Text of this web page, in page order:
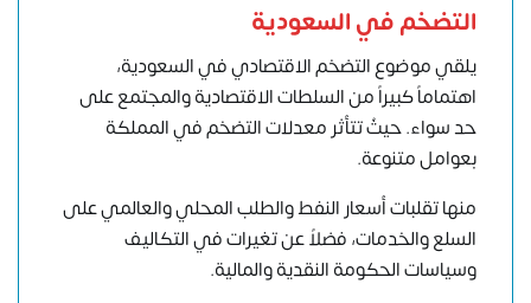
التضخم في السعودية
يلقي موضوع التضخم الاقتصادي في السعودية،
اهتماماً كبيراً من السلطات الاقتصادية والمجتمع على
حد سواء. حيثُ تتأثر معدلات التضخم في المملكة
بعوامل متنوعة.
منها تقلبات أسعار النفط والطلب المحلي والعالمي على
السلع والخدمات، فضلاً عن تغيرات في التكاليف
وسياسات الحكومة النقدية والمالية.